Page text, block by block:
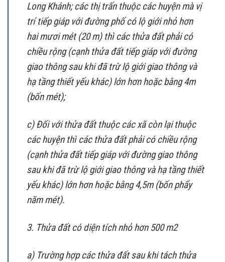
Long Khánh; các thị trấn thuộc các huyện mà vị
trí tiếp giáp với đường phố có lộ giới nhỏ hơn
hai mươi mét (20 m) thì các thửa đất phải có
chiều rộng (cạnh thửa đất tiếp giáp với đường
giao thông sau khi đã trừ lộ giới giao thông và
hạ tầng thiết yếu khác) lớn hơn hoặc bằng 4m
(bốn mét);
c) Đối với thửa đất thuộc các xã còn lại thuộc
các huyện thì các thửa đất phải có chiều rộng
(cạnh thửa đất tiếp giáp với đường giao thông
sau khi đã trừ lộ giới giao thông và hạ tầng thiết
yếu khác) lớn hơn hoặc bằng 4,5m (bốn phẩy
năm mét).
3. Thửa đất có diện tích nhỏ hơn 500 m2
a) Trường hợp các thửa đất sau khi tách thửa